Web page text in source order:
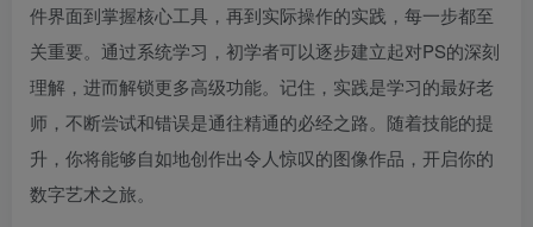
件界面到掌握核心工具，再到实际操作的实践，每一步都至
关重要。通过系统学习，初学者可以逐步建立起对PS的深刻
理解，进而解锁更多高级功能。记住，实践是学习的最好老
师，不断尝试和错误是通往精通的必经之路。随着技能的提
升，你将能够自如地创作出令人惊叹的图像作品，开启你的
数字艺术之旅。